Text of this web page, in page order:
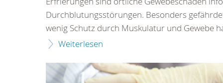
Durchblutungsstörungen. Besonders
wenig Schutz durch Muskulatur und Gewebe
Weiterlesen